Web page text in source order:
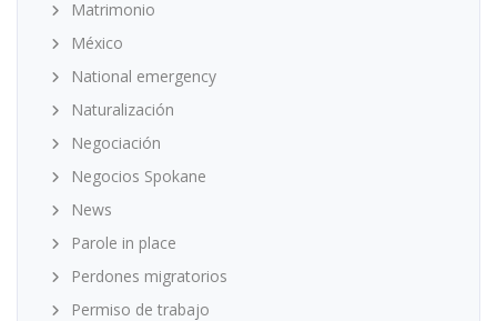
Matrimonio
México
National emergency
Naturalización
Negociación
Negocios Spokane
News
Parole in place
Perdones migratorios
Permiso de trabajo